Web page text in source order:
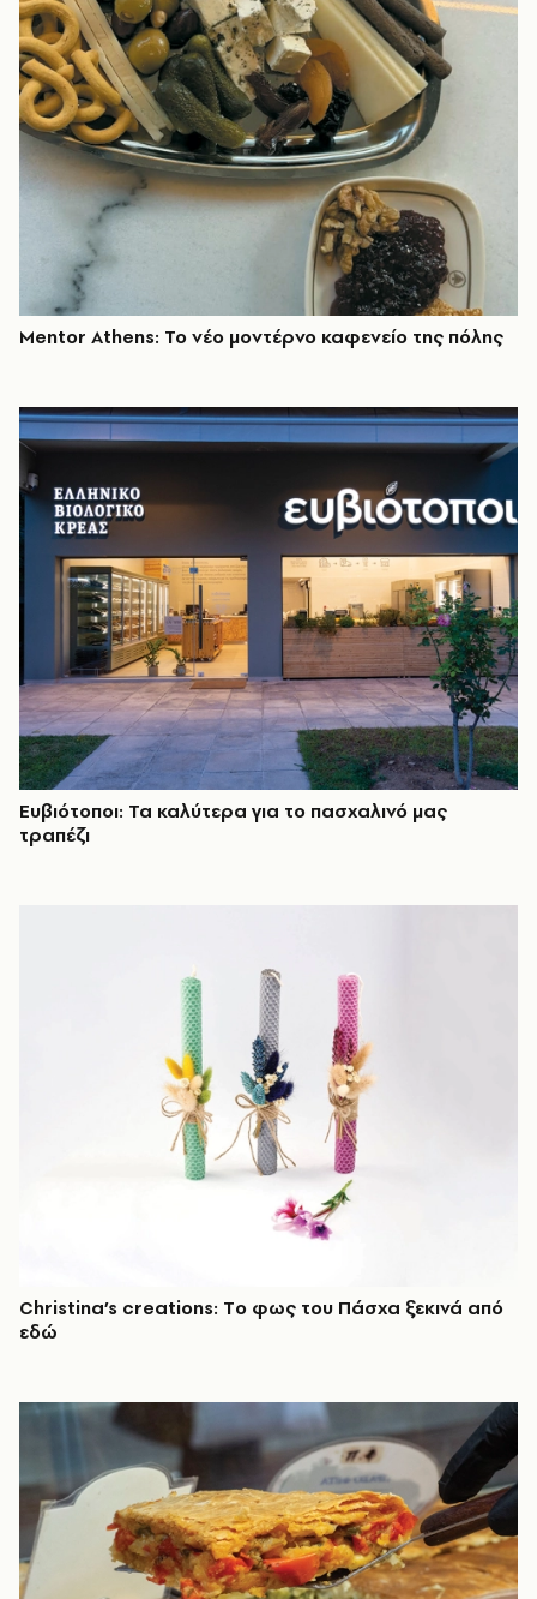
Mentor Athens: Το νέο μοντέρνο καφενείο της πόλης
Ευβιότοποι: Τα καλύτερα για το πασχαλινό μας
τραπέζι
Christina’s creations: Tο φως του Πάσχα ξεκινά από
εδώ